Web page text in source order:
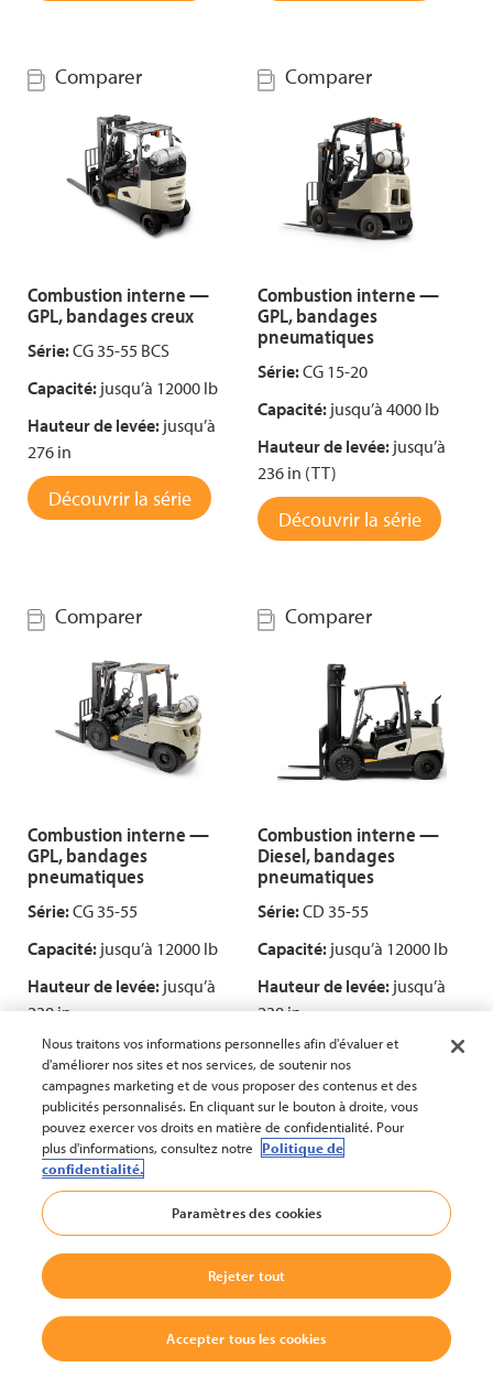
Comparer
Combustion interne —
GPL, bandages creux
Série:CG 35-55 BCS
Capacité: jusqu’à 12000 lb
Hauteur de levée: jusqu’à
276 in
Découvrir la série
Comparer
Combustion interne —
GPL, bandages
pneumatiques
Série:CG 15-20
Capacité: jusqu’à 4000 lb
Hauteur de levée: jusqu’à
236 in (TT)
Découvrir la série
Comparer
Combustion interne —
GPL, bandages
pneumatiques
Série:CG 35-55
Capacité: jusqu’à 12000 lb
Hauteur de levée: jusqu’à
238 in
Découvrir la série
Comparer
Combustion interne —
Diesel, bandages
pneumatiques
Série:CD 35-55
Capacité: jusqu’à 12000 lb
Hauteur de levée: jusqu’à
238 in
Découvrir la série
Comparer Comparer
Nous traitons vos informations personnelles afin d'évaluer et
d'améliorer nos sites et nos services, de soutenir nos
campagnes marketing et de vous proposer des contenus et des
publicités personnalisés. En cliquant sur le bouton à droite, vous
pouvez exercer vos droits en matière de confidentialité. Pour
plus d'informations, consultez notre Politique de
confidentialité.
Paramètres des cookies
Rejeter tout
Accepter tous les cookies